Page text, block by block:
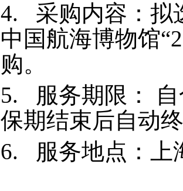
4.
采购内容：拟
中国航海博物馆
购。
5.
服务期限：
保期结束后自动
6.
服务地点：